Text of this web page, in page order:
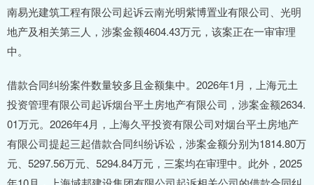
南易光建筑工程有限公司起诉云南光明紫博置业有限公司、光明
地产及相关第三人，涉案金额4604.43万元，该案正在一审审理
中。
借款合同纠纷案件数量较多且金额集中。2026年1月，上海元土
投资管理有限公司起诉烟台平土房地产有限公司，涉案金额2634.
01万元。2026年4月，上海久平投资有限公司对烟台平土房地产
有限公司提起三起借款合同纠纷诉讼，涉案金额分别为1814.80万
元、5297.56万元、5294.84万元，三案均在审理中。此外，2025